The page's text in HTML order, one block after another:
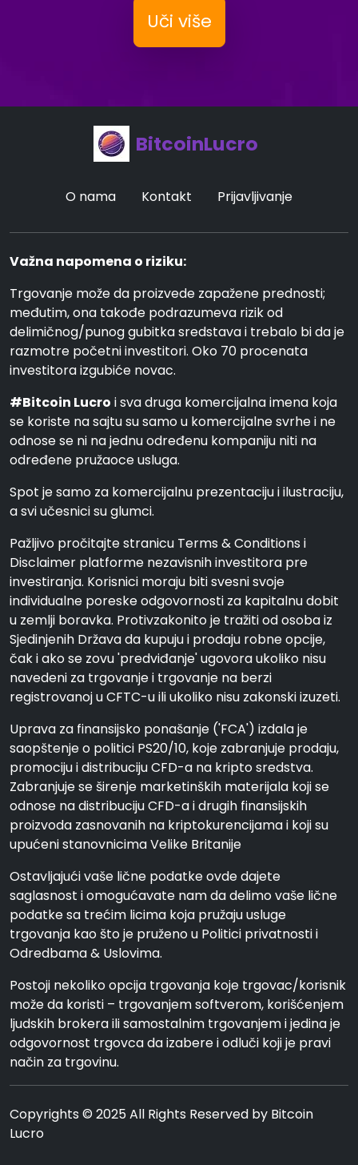
Uči više
BitcoinLucro
O nama Kontakt Prijavljivanje
Važna napomena o riziku:
Trgovanje može da proizvede zapažene prednosti;
međutim, ona takođe podrazumeva rizik od
delimičnog/punog gubitka sredstava i trebalo bi da je
razmotre početni investitori. Oko 70 procenata
investitora izgubiće novac.
#Bitcoin Lucro i sva druga komercijalna imena koja
se koriste na sajtu su samo u komercijalne svrhe i ne
odnose se ni na jednu određenu kompaniju niti na
određene pružaoce usluga.
Spot je samo za komercijalnu prezentaciju i ilustraciju,
a svi učesnici su glumci.
Pažljivo pročitajte stranicu Terms & Conditions i
Disclaimer platforme nezavisnih investitora pre
investiranja. Korisnici moraju biti svesni svoje
individualne poreske odgovornosti za kapitalnu dobit
u zemlji boravka. Protivzakonito je tražiti od osoba iz
Sjedinjenih Država da kupuju i prodaju robne opcije,
čak i ako se zovu 'predviđanje' ugovora ukoliko nisu
navedeni za trgovanje i trgovanje na berzi
registrovanoj u CFTC-u ili ukoliko nisu zakonski izuzeti.
Uprava za finansijsko ponašanje ('FCA') izdala je
saopštenje o politici PS20/10, koje zabranjuje prodaju,
promociju i distribuciju CFD-a na kripto sredstva.
Zabranjuje se širenje marketinških materijala koji se
odnose na distribuciju CFD-a i drugih finansijskih
proizvoda zasnovanih na kriptokurencijama i koji su
upućeni stanovnicima Velike Britanije
Ostavljajući vaše lične podatke ovde dajete
saglasnost i omogućavate nam da delimo vaše lične
podatke sa trećim licima koja pružaju usluge
trgovanja kao što je pruženo u Politici privatnosti i
Odredbama & Uslovima.
Postoji nekoliko opcija trgovanja koje trgovac/korisnik
može da koristi – trgovanjem softverom, korišćenjem
ljudskih brokera ili samostalnim trgovanjem i jedina je
odgovornost trgovca da izabere i odluči koji je pravi
način za trgovinu.
Copyrights © 2025 All Rights Reserved by Bitcoin
Lucro